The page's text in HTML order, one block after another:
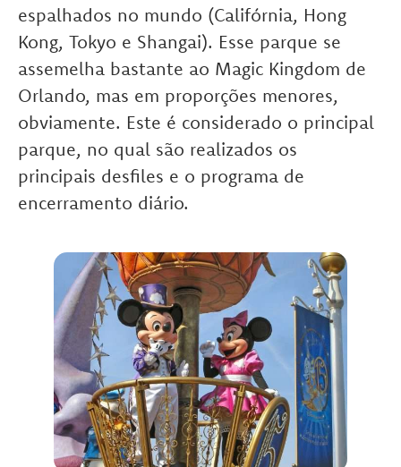
espalhados no mundo (Califórnia, Hong
Kong, Tokyo e Shangai). Esse parque se
assemelha bastante ao Magic Kingdom de
Orlando, mas em proporções menores,
obviamente. Este é considerado o principal
parque, no qual são realizados os
principais desfiles e o programa de
encerramento diário.